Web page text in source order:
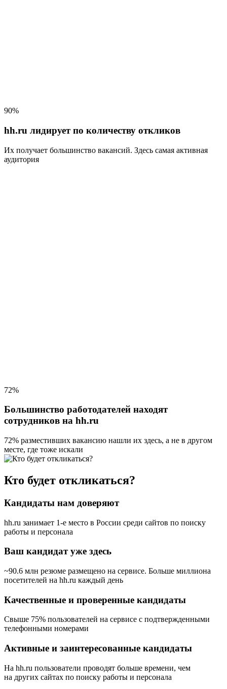
90%
hh.ru лидирует по количеству откликов
Их получает большинство вакансий. Здесь самая активная
аудитория
72%
Большинство работодателей находят
сотрудников на hh.ru
72% разместивших вакансию нашли их здесь, а не в другом
месте, где тоже искали
Кто будет откликаться?
Кандидаты нам доверяют
hh.ru занимает 1-е место в России среди сайтов по поиску
работы и персонала
Ваш кандидат уже здесь
~90.6 млн резюме размещено на сервисе. Больше миллиона
посетителей на hh.ru каждый день
Качественные и проверенные кандидаты
Свыше 75% пользователей на сервисе с подтвержденными
телефонными номерами
Активные и заинтересованные кандидаты
На hh.ru пользователи проводят больше времени, чем
на других сайтах по поиску работы и персонала